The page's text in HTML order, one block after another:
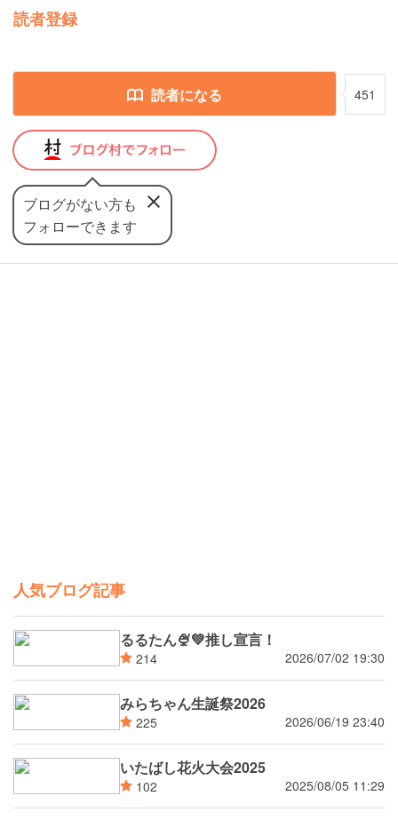
読者登録
読者になる 451
ブログがない方も
フォローできます
人気ブログ記事
るるたん🍨‪💚推し宣言！
214 2026/07/02 19:30
みらちゃん生誕祭2026
225 2026/06/19 23:40
いたばし花火大会2025
102 2025/08/05 11:29